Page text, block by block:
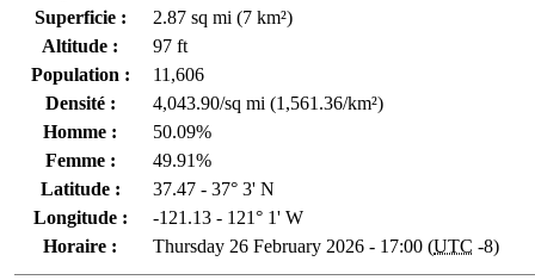
Superficie :
2.87 sq mi (7 km²)
Altitude :
97 ft
Population :
11,606
Densité :
4,043.90/sq mi (1,561.36/km²)
Homme :
50.09%
Femme :
49.91%
Latitude :
37.47 - 37° 3' N
Longitude :
-121.13 - 121° 1' W
Horaire :
Thursday 26 February 2026 - 17:00 (UTC -8)